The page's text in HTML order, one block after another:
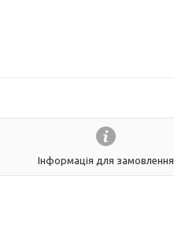
Інформація для замовлення